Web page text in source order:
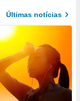
Últimas notícias